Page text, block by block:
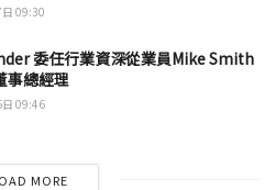
09:30
委任行業資深從業員Mike Smith
事總經理
09:46
MORE